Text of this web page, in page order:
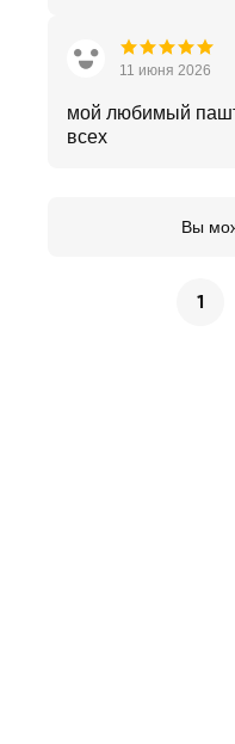
11 июня 2026
мой любимый
всех
Вы
1